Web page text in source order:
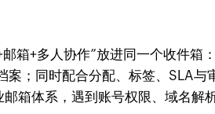
箱+多人协作”放进同一个收件
；同时配合分配、标签、SLA
箱体系，遇到账号权限、域名解